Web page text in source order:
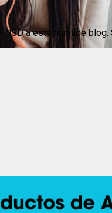
USD a este humilde